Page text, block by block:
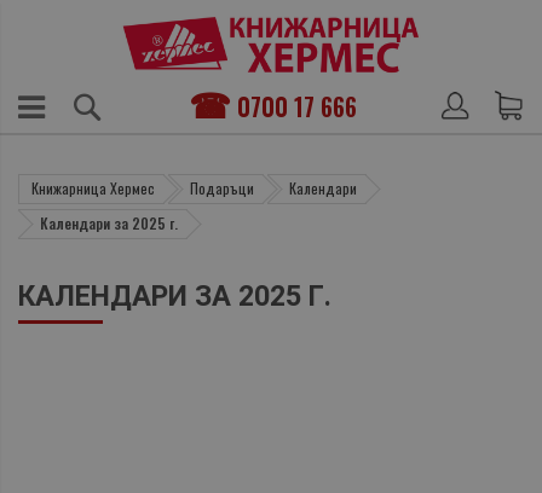
0700 17 666
Книжарница Хермес Подаръци
Календари
Календари за 2025 г.
КАЛЕНДАРИ ЗА 2025 Г.